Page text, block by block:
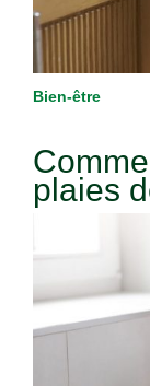
Bien-être
plaies